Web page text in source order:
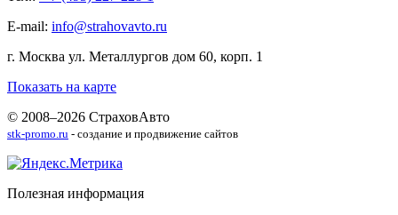
E-mail: info@strahovavto.ru
г. Москва ул. Металлургов дом 60, корп. 1
Показать на карте
© 2008–2026 СтраховАвто
stk-promo.ru - создание и продвижение сайтов
Полезная информация